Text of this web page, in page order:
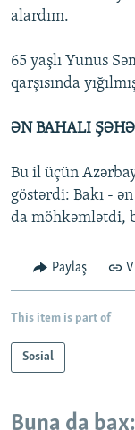
alardım.
65 yaşlı Yunus
qarşısında
ƏN BAHALI
Bu il üçün
göstərdi: Bakı -
da möhkəmlətdi,
Paylaş
This item is part of
Sosial
Buna da bax: